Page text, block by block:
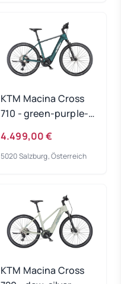
KTM Macina Cross
710 - green-purple-
Rahmengröße: 60 cm
4.499,00 €
5020 Salzburg, Österreich
KTM Macina Cross